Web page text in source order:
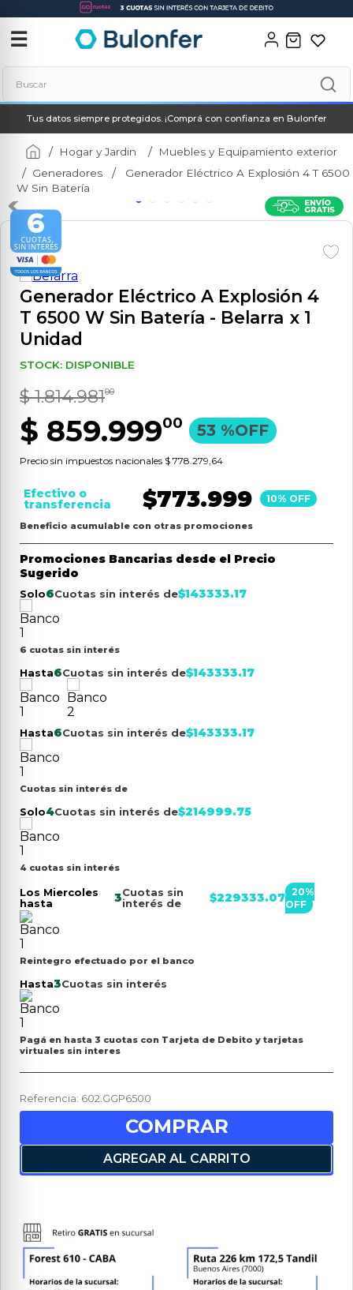
☰
Buscar
Tus datos siempre protegidos. ¡Comprá con confianza en Bulonfer
Hogar y Jardin
Muebles y Equipamiento exterior
Generadores
Generador Eléctrico A Explosión 4 T 6500
W Sin Batería
Generador Eléctrico A Explosión 4
T 6500 W Sin Batería - Belarra x 1
Unidad
STOCK: DISPONIBLE
$ 1.814.98100
$ 859.99900 53 %OFF
Precio sin impuestos nacionales $ 778.279,64
Efectivo o
transferencia $773.999 10% OFF
Beneficio acumulable con otras promociones
Promociones Bancarias desde el Precio
Sugerido
Solo6Cuotas sin interés de$143333.17
6 cuotas sin interés
Hasta6Cuotas sin interés de$143333.17
Hasta6Cuotas sin interés de$143333.17
Cuotas sin interés de
Solo4Cuotas sin interés de$214999.75
4 cuotas sin interés
Los Miercoles
hasta
3Cuotas sin
interés de
$229333.07 20%
OFF
Reintegro efectuado por el banco
Hasta3Cuotas sin interés
Pagá en hasta 3 cuotas con Tarjeta de Debito y tarjetas
virtuales sin interes
Referencia: 602.GGP6500
COMPRAR
AGREGAR AL CARRITO
Términos más buscados
1.
soldadora
.
neo
4.
5.
taladro
6
hidrolavadora
7
multicortadora
8 .
compresor
9 .
aspiradora
10. lijadora